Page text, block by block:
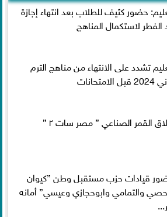
حضور كثيف للطلاب بعد انتهاء إجازة
الفطر لاستكمال المناهج
تشدد على الانتهاء من مناهج الترم
القمر الصناعي ” مصر سات ٢ ”
قيادات حزب مستقبل وطن ”كيوان
والتمامي وابوحجازي وعيسي” أمانه